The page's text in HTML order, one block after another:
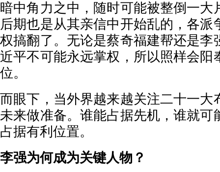
暗中角力之中，随时可能被整倒一大
后期也是从其亲信中开始乱的，各派
权搞翻了。无论是蔡奇福建帮还是李
近平不可能永远掌权，所以照样会阳
位。
而眼下，当外界越来越关注二十一大
未来做准备。谁能占据先机，谁就可
占据有利位置。
李强为何成为关键人物？